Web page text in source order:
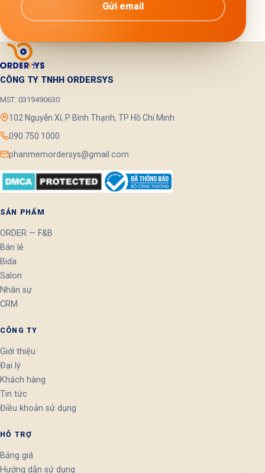
Gửi email
CÔNG TY TNHH ORDERSYS
MST: 0319490630
102 Nguyễn Xí, P Bình Thạnh, TP Hồ Chí Minh
090 750 1000
phanmemordersys@gmail.com
SẢN PHẨM
ORDER — F&B
Bán lẻ
Bida
Salon
Nhân sự
CRM
CÔNG TY
Giới thiệu
Đại lý
Khách hàng
Tin tức
Điều khoản sử dụng
HỖ TRỢ
Bảng giá
Hướng dẫn sử dụng